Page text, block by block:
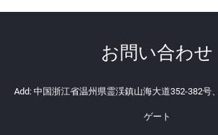
お問い合わせ
Add: 中国浙江省温州県霊渓鎮山海大道352-382号
ゲート